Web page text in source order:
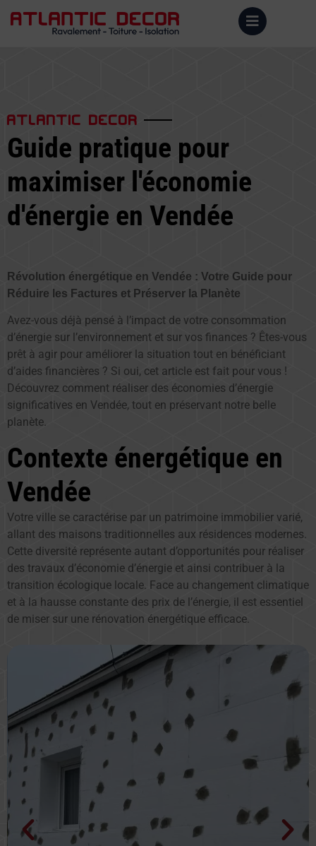
ATLANTIC DECOR
Guide pratique pour
maximiser l'économie
d'énergie en Vendée
Révolution énergétique en Vendée : Votre Guide pour
Réduire les Factures et Préserver la Planète
Avez-vous déjà pensé à l’impact de votre consommation
d’énergie sur l’environnement et sur vos finances ? Êtes-vous
prêt à agir pour améliorer la situation tout en bénéficiant
d’aides financières ? Si oui, cet article est fait pour vous !
Découvrez comment réaliser des économies d’énergie
significatives en Vendée, tout en préservant notre belle
planète.
Contexte énergétique en
Vendée
Votre ville se caractérise par un patrimoine immobilier varié,
allant des maisons traditionnelles aux résidences modernes.
Cette diversité représente autant d’opportunités pour réaliser
des travaux d’économie d’énergie et ainsi contribuer à la
transition écologique locale. Face au changement climatique
et à la hausse constante des prix de l’énergie, il est essentiel
de miser sur une rénovation énergétique efficace.